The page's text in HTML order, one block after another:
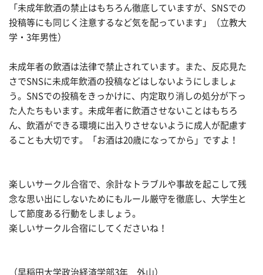
「未成年飲酒の禁止はもちろん徹底していますが、SNSでの
投稿等にも同じく注意するなど気を配っています」（立教大
学・3年男性）
未成年者の飲酒は法律で禁止されています。また、反応見た
さでSNSに未成年飲酒の投稿などはしないようにしましょ
う。SNSでの投稿をきっかけに、内定取り消しの処分が下っ
た人たちもいます。未成年者に飲酒させないことはもちろ
ん、飲酒ができる環境に出入りさせないように成人が配慮す
ることも大切です。「お酒は20歳になってから」ですよ！
楽しいサークル合宿で、余計なトラブルや事故を起こして残
念な思い出にしないためにもルール厳守を徹底し、大学生と
して節度ある行動をしましょう。
楽しいサークル合宿にしてくださいね！
（早稲田大学政治経済学部3年 外山）